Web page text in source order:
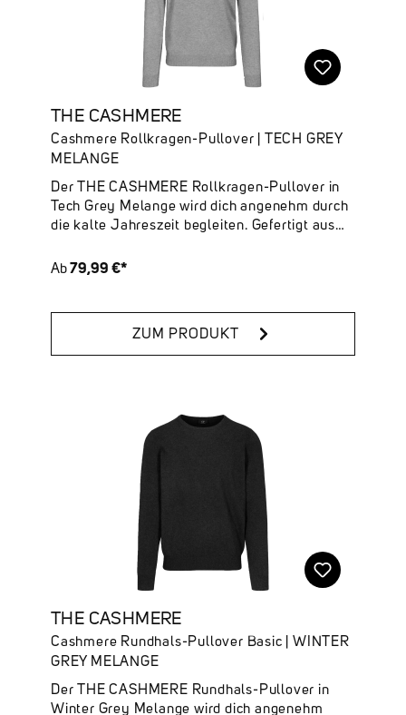
THE CASHMERE
Cashmere Rollkragen-Pullover | TECH GREY
MELANGE
Der THE CASHMERE Rollkragen-Pullover in
Tech Grey Melange wird dich angenehm durch
die kalte Jahreszeit begleiten. Gefertigt aus
unvergleichlich weich auf deine Haut.Deine
Melange, Dark Navy, Snow White & Chocolate
Melange
Ab79,99 €*
ZUM PRODUKT
THE CASHMERE
Cashmere Rundhals-Pullover Basic | WINTER
GREY MELANGE
Der THE CASHMERE Rundhals-Pullover in
Winter Grey Melange wird dich angenehm